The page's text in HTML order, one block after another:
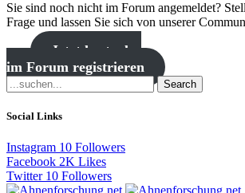
Sie sind noch nicht im Forum angemeldet?
Frage und lassen Sie sich von unserer
Jetzt kostenlos
im Forum registrieren
Search
Social Links
Instagram 10 Followers
Facebook 2K Likes
Twitter 10 Followers